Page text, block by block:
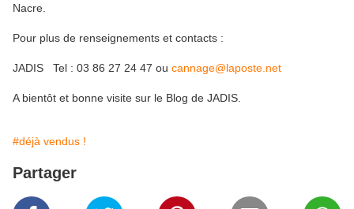
Nacre.
Pour plus de renseignements et contacts :
JADIS Tel : 03 86 27 24 47 ou cannage@laposte.net
A bientôt et bonne visite sur le Blog de JADIS.
#déjà vendus !
Partager